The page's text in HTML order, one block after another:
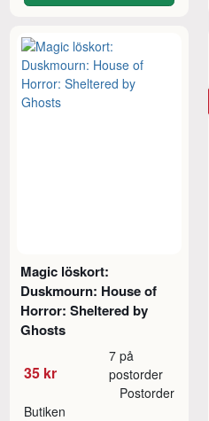
Magic löskort:
Duskmourn: House of
Horror: Sheltered by
Ghosts
35 kr
7 på
postorder
Butiken
Postorder